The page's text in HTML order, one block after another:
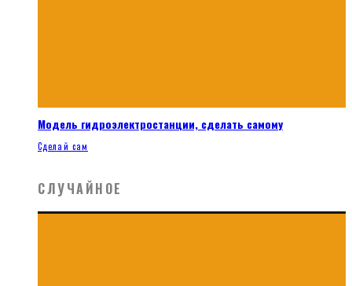
Модель гидроэлектростанции, сделать самому
Сделай сам
СЛУЧАЙНОЕ